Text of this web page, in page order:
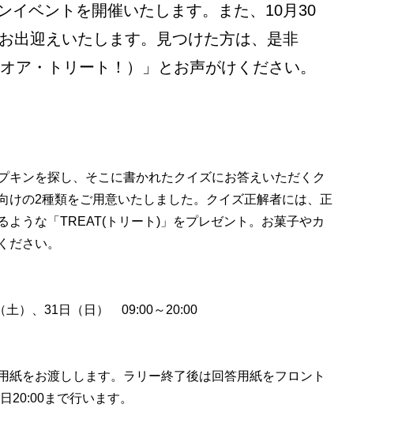
イベントを開催いたします。また、10月30
出迎えいたします。見つけた方は、是非
ア・トリート！）」とお声がけください。
キンを探し、そこに書かれたクイズにお答えいただくク
けの2種類をご用意いたしました。クイズ正解者には、正
ような「TREAT(トリート)」をプレゼント。お菓子やカ
ださい。
土）、31日（日） 09:00～20:00
をお渡しします。ラリー終了後は回答用紙をフロント
20:00まで行います。